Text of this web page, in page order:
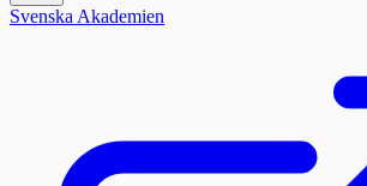
Svenska Akademien